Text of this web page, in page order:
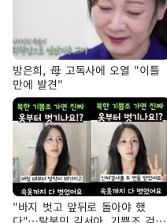
방은희, 母 고독사에 오열 "이틀
만에 발견"
"바지 벗고 앞뒤로 돌아야 했